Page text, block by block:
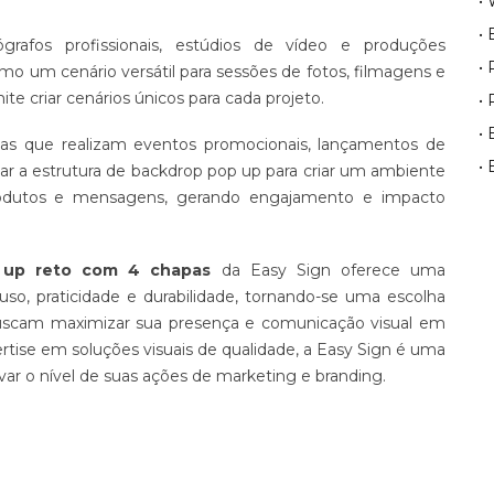
profissionais, estúdios de vídeo e produções
um cenário versátil para sessões de fotos, filmagens e
criar cenários únicos para cada projeto.
que realizam eventos promocionais, lançamentos de
a estrutura de backdrop pop up para criar um ambiente
e mensagens, gerando engajamento e impacto
reto com 4 chapas da Easy Sign oferece uma
praticidade e durabilidade, tornando-se uma escolha
maximizar sua presença e comunicação visual em
em soluções visuais de qualidade, a Easy Sign é uma
o nível de suas ações de marketing e branding.
•
•
•
•
•